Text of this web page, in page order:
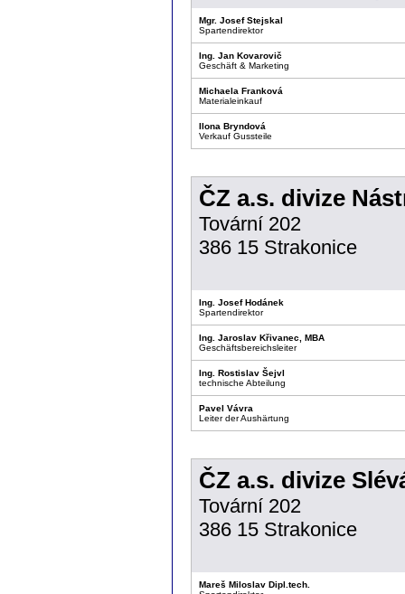
Mgr. Josef Stejskal
Spartendirektor
Ing. Jan Kovarovič
Geschäft & Marketing
Michaela Franková
Materialeinkauf
Ilona Bryndová
Verkauf Gussteile
ČZ a.s. divize
Tovární 202
386 15 Strakonice
Ing. Josef Hodánek
Spartendirektor
Ing. Jaroslav Křivanec, MBA
Geschäftsbereichsleiter
Ing. Rostislav Šejvl
technische Abteilung
Pavel Vávra
Leiter der Aushärtung
ČZ a.s. divize
Tovární 202
386 15 Strakonice
Mareš Miloslav Dipl.tech.